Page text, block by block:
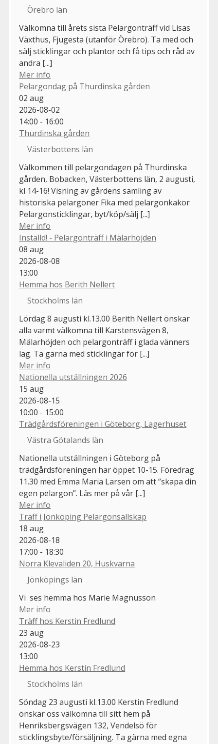
Örebro län
Välkomna till årets sista Pelargonträff vid Lisas
Växthus, Fjugesta (utanför Örebro). Ta med och
sälj sticklingar och plantor och få tips och råd av
andra [...]
Mer info
Pelargondag på Thurdinska gården
02 aug
2026-08-02
14:00 - 16:00
Thurdinska gården
Västerbottens län
Välkommen till pelargondagen på Thurdinska
gården, Bobacken, Västerbottens län, 2 augusti,
kl 14-16! Visning av gårdens samling av
historiska pelargoner Fika med pelargonkakor
Pelargonsticklingar, byt/köp/sälj [...]
Mer info
Inställd! - Pelargonträff i Mälarhöjden
08 aug
2026-08-08
13:00
Hemma hos Berith Nellert
Stockholms län
Lördag 8 augusti kl.13.00 Berith Nellert önskar
alla varmt välkomna till Karstensvägen 8,
Mälarhöjden och pelargonträff i glada vänners
lag. Ta gärna med sticklingar för [...]
Mer info
Nationella utställningen 2026
15 aug
2026-08-15
10:00 - 15:00
Trädgårdsföreningen i Göteborg, Lagerhuset
Västra Götalands län
Nationella utställningen i Göteborg på
trädgårdsföreningen har öppet 10-15. Föredrag
11.30 med Emma Maria Larsen om att ”skapa din
egen pelargon”. Läs mer på vår [...]
Mer info
Träff i Jönköping Pelargonsällskap
18 aug
2026-08-18
17:00 - 18:30
Norra Klevaliden 20, Huskvarna
Jönköpings län
Vi ses hemma hos Marie Magnusson
Mer info
Träff hos Kerstin Fredlund
23 aug
2026-08-23
13:00
Hemma hos Kerstin Fredlund
Stockholms län
Söndag 23 augusti kl.13.00 Kerstin Fredlund
önskar oss välkomna till sitt hem på
Henriksbergsvägen 132, Vendelsö för
sticklingsbyte/försäljning. Ta gärna med egna